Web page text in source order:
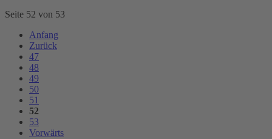
Seite 52 von 53
Anfang
Zurück
47
48
49
50
51
52
53
Vorwärts